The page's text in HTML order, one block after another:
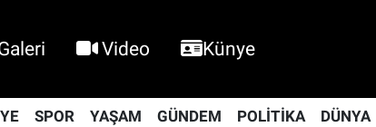
Video Künye
SPOR YAŞAM GÜNDEM POLİTİKA DÜNYA